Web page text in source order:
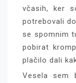
včasih, ker
potrebovali
se spomnim
pobirat
plačilo dali
Vesela sem